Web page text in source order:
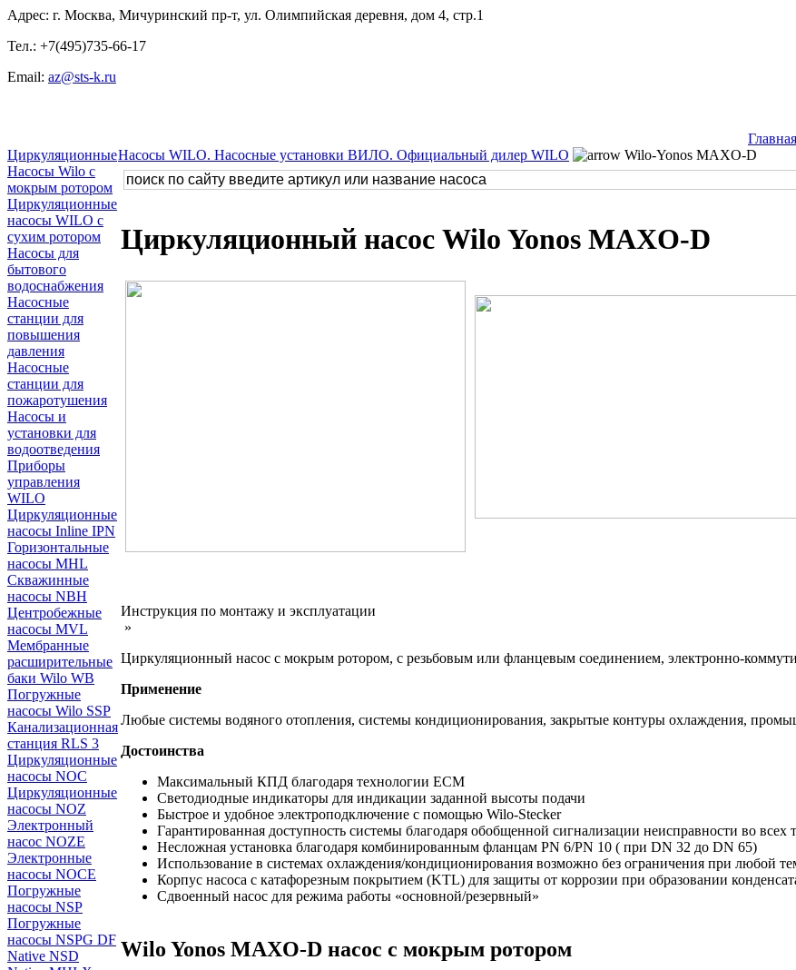
Адрес: г. Москва, Мичуринский пр-т, ул. Олимпийская деревня, дом 4, стр.1
Тел.: +7(495)735-66-17
Email: az@sts-k.ru
Главная
Циркуляционные
Насосы Wilo с
мокрым ротором
Циркуляционные
насосы WILO с
сухим ротором
Насосы для
бытового
водоснабжения
Насосные
станции для
повышения
давления
Насосные
станции для
пожаротушения
Насосы и
установки для
водоотведения
Приборы
управления
WILO
Циркуляционные
насосы Inline IPN
Горизонтальные
насосы MHL
Скважинные
насосы NBH
Центробежные
насосы MVL
Мембранные
расширительные
баки Wilo WB
Погружные
насосы Wilo SSP
Канализационная
станция RLS 3
Циркуляционные
насосы NOC
Циркуляционные
насосы NOZ
Электронный
насос NOZE
Электронные
насосы NOCE
Погружные
насосы NSP
Погружные
насосы NSPG DF
Native NSD
Насосы WILO. Насосные установки ВИЛО. Официальный дилер WILO Wilo-Yonos MAXO-D
Циркуляционный насос Wilo Yonos MAXO-D
Инструкция по монтажу и эксплуатации
»
Циркуляционный насос с мокрым ротором, с резьбовым или фланцевым соединением, электронно-
Применение
Любые системы водяного отопления, системы кондиционирования, закрытые контуры охлаждения,
Достоинства
Максимальный КПД благодаря технологии ECM
Светодиодные индикаторы для индикации заданной высоты подачи
Быстрое и удобное электроподключение с помощью Wilo-Stecker
Гарантированная доступность системы благодаря обобщенной сигнализации неисправности во всех
Несложная установка благодаря комбинированным фланцам PN 6/PN 10 ( при DN 32 до DN 65)
Использование в системах охлаждения/кондиционирования возможно без ограничения при любой
Корпус насоса с катафорезным покрытием (KTL) для защиты от коррозии при образовании
Сдвоенный насос для режима работы «основной/резервный»
Wilo Yonos MAXO-D насос с мокрым ротором